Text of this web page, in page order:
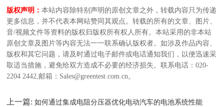
版权声明：本站内容除特别声明的原创文章之外，转载内容只为传递
更多信息，并不代表本网站赞同其观点。转载的所有的文章、图片、
音/视频文件等资料的版权归版权所有权人所有。本站采用的非本站
原创文章及图片等内容无法一一联系确认版权者。如涉及作品内容、
版权和其它问题，请及时通过电子邮件或电话通知我们，以便迅速采
取适当措施，避免给双方造成不必要的经济损失。联系电话：020-
2204 2442,邮箱：Sales@greentest.com.cn。
上一篇:如何通过集成电阻分压器优化电动汽车的电池系统性能